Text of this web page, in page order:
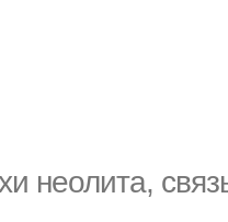
неолита,